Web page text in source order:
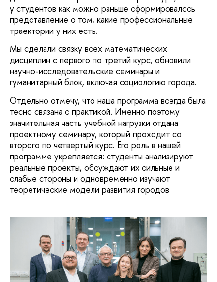
у студентов как можно раньше сформировалось
представление о том, какие профессиональные
траектории у них есть.
Мы сделали связку всех математических
дисциплин с первого по третий курс, обновили
научно-исследовательские семинары и
гуманитарный блок, включая социологию города.
Отдельно отмечу, что наша программа всегда была
тесно связана с практикой. Именно поэтому
значительная часть учебной нагрузки отдана
проектному семинару, который проходит со
второго по четвертый курс. Его роль в нашей
программе укрепляется: студенты анализируют
реальные проекты, обсуждают их сильные и
слабые стороны и одновременно изучают
теоретические модели развития городов.